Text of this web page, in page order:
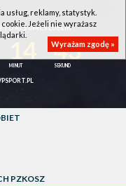
AZS UMCS LUBLIN
43
PZKOSZ
usług, reklamy, statystyk.
Jeżeli nie wyrażasz
Wyrażam zgodę »